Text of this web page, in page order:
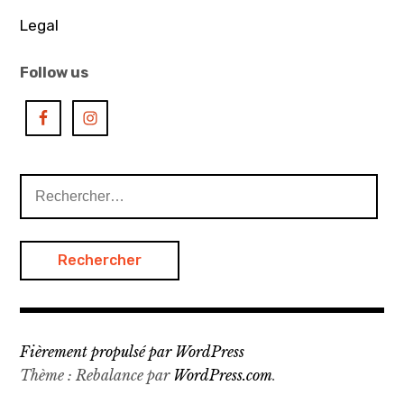
,
tu
exhibition
vietnam
Legal
Follow us
Fièrement propulsé par WordPress
Thème : Rebalance par WordPress.com.